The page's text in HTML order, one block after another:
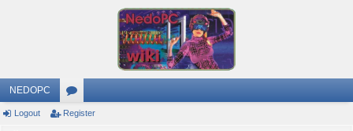
NEDOPC
or
Logout Register